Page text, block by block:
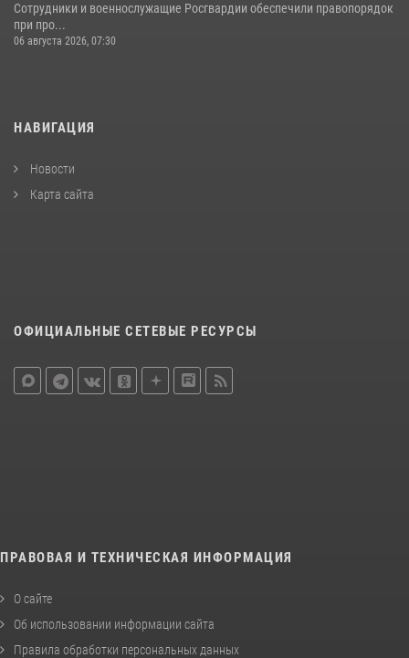
Сотрудники и военнослужащие Росгвардии обеспечили правопорядок
при про...
06 августа 2026, 07:30
НАВИГАЦИЯ
Новости
Карта сайта
ОФИЦИАЛЬНЫЕ СЕТЕВЫЕ РЕСУРСЫ
ПРАВОВАЯ И ТЕХНИЧЕСКАЯ ИНФОРМАЦИЯ
О сайте
Об использовании информации сайта
Правила обработки персональных данных